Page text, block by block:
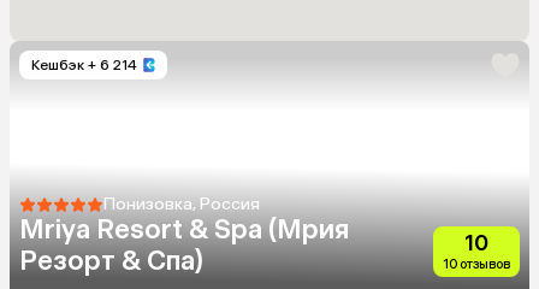
Кешбэк + 6 214
Понизовка, Россия
Mriya Resort & Spa (Мрия
Резорт & Спа)
10
10 отзывов